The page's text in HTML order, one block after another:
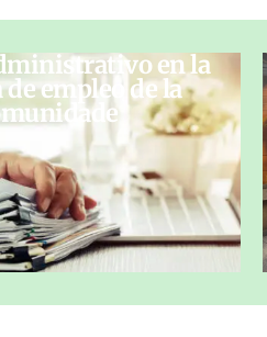
en la
empleo de la